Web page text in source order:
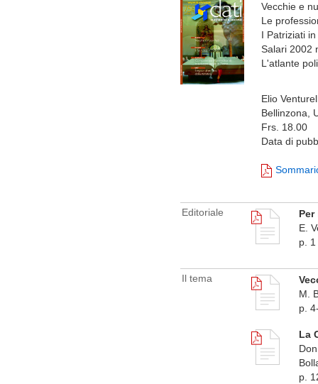
Vecchie e
Le
I Patriziati
Salari 2002
L'atlante
Elio
Bellinzona,
Frs. 18.00
Data di
Editoriale
E.
p. 1
Il tema
M.
p.
La
p.